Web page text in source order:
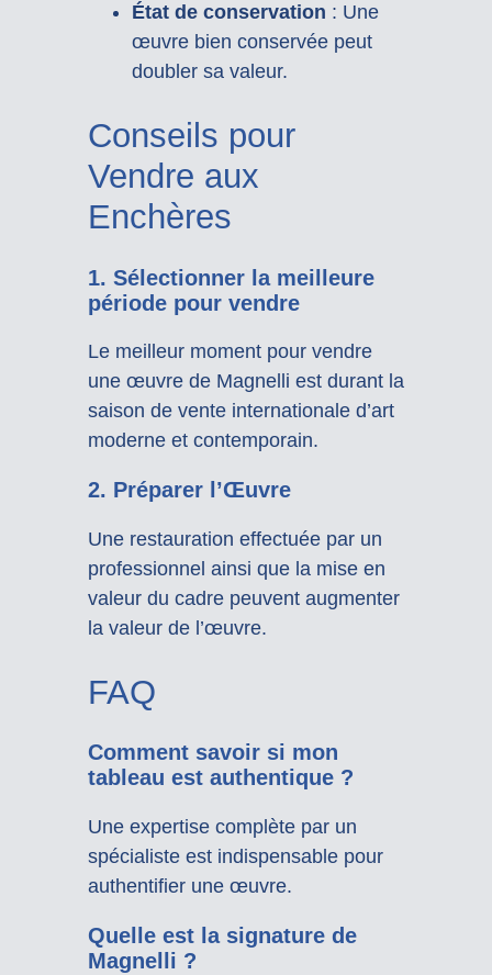
État de conservation : Une
œuvre bien conservée peut
doubler sa valeur.
Conseils pour
Vendre aux
Enchères
1. Sélectionner la meilleure
période pour vendre
Le meilleur moment pour vendre
une œuvre de Magnelli est durant la
saison de vente internationale d’art
moderne et contemporain.
2. Préparer l’Œuvre
Une restauration effectuée par un
professionnel ainsi que la mise en
valeur du cadre peuvent augmenter
la valeur de l’œuvre.
FAQ
Comment savoir si mon
tableau est authentique ?
Une expertise complète par un
spécialiste est indispensable pour
authentifier une œuvre.
Quelle est la signature de
Magnelli ?